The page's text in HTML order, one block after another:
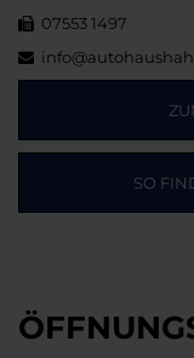
07553 1497
SO